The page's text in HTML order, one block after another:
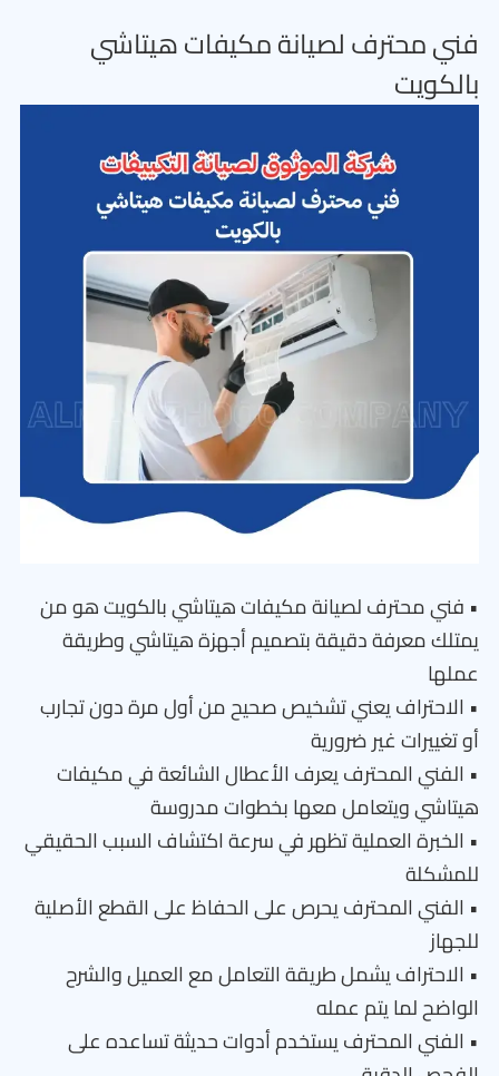
فني محترف لصيانة مكيفات هيتاشي
بالكويت
• فني محترف لصيانة مكيفات هيتاشي بالكويت هو من
يمتلك معرفة دقيقة بتصميم أجهزة هيتاشي وطريقة
عملها
• الاحتراف يعني تشخيص صحيح من أول مرة دون تجارب
أو تغييرات غير ضرورية
• الفني المحترف يعرف الأعطال الشائعة في مكيفات
هيتاشي ويتعامل معها بخطوات مدروسة
• الخبرة العملية تظهر في سرعة اكتشاف السبب الحقيقي
للمشكلة
• الفني المحترف يحرص على الحفاظ على القطع الأصلية
للجهاز
• الاحتراف يشمل طريقة التعامل مع العميل والشرح
الواضح لما يتم عمله
• الفني المحترف يستخدم أدوات حديثة تساعده على